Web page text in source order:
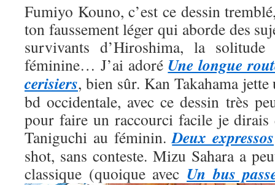
Fumiyo Kouno, c’est ce dessin
ton faussement léger qui aborde des
survivants d’Hiroshima, la
féminine… J’ai adoré Une longue
cerisiers, bien sûr. Kan Takahama
bd occidentale, avec ce dessin très
pour faire un raccourci facile je dirais
Taniguchi au féminin.Deux expressos
shot, sans conteste. Mizu Sahara a
classique (quoique avec Un bus